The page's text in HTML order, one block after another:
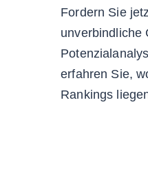
Fordern Sie
unverbindliche
erfahren Sie,
Rankings